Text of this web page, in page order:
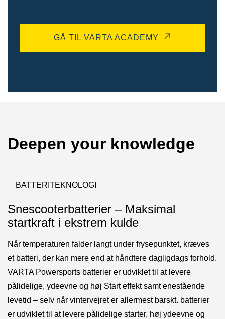
GÅ TIL VARTA ACADEMY
Deepen your knowledge
BATTERITEKNOLOGI
Snescooterbatterier – Maksimal
startkraft i ekstrem kulde
Når temperaturen falder langt under frysepunktet, kræves
et batteri, der kan mere end at håndtere dagligdags forhold.
VARTA Powersports batterier er udviklet til at levere
pålidelige, ydeevne og høj Start effekt samt enestående
levetid – selv når vintervejret er allermest barskt. batterier
er udviklet til at levere pålidelige starter, høj ydeevne og